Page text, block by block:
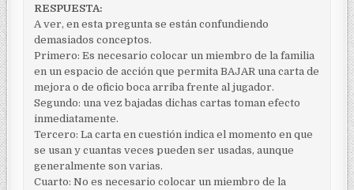
RESPUESTA:
A ver, en esta pregunta se están confundiendo
demasiados conceptos.
Primero: Es necesario colocar un miembro de la familia
en un espacio de acción que permita BAJAR una carta de
mejora o de oficio boca arriba frente al jugador.
Segundo: una vez bajadas dichas cartas toman efecto
inmediatamente.
Tercero: La carta en cuestión indica el momento en que
se usan y cuantas veces pueden ser usadas, aunque
generalmente son varias.
Cuarto: No es necesario colocar un miembro de la